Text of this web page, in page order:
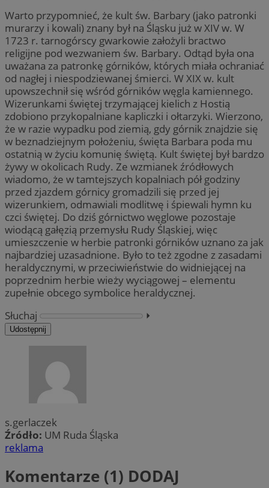
Warto przypomnieć, że kult św. Barbary (jako patronki
murarzy i kowali) znany był na Śląsku już w XIV w. W
1723 r. tarnogórscy gwarkowie założyli bractwo
religijne pod wezwaniem św. Barbary. Odtąd była ona
uważana za patronkę górników, których miała ochraniać
od nagłej i niespodziewanej śmierci. W XIX w. kult
upowszechnił się wśród górników węgla kamiennego.
Wizerunkami świętej trzymającej kielich z Hostią
zdobiono przykopalniane kapliczki i ołtarzyki. Wierzono,
że w razie wypadku pod ziemią, gdy górnik znajdzie się
w beznadziejnym położeniu, święta Barbara poda mu
ostatnią w życiu komunię świętą. Kult świętej był bardzo
żywy w okolicach Rudy. Ze wzmianek źródłowych
wiadomo, że w tamtejszych kopalniach pół godziny
przed zjazdem górnicy gromadzili się przed jej
wizerunkiem, odmawiali modlitwę i śpiewali hymn ku
czci świętej. Do dziś górnictwo węglowe pozostaje
wiodącą gałęzią przemysłu Rudy Śląskiej, więc
umieszczenie w herbie patronki górników uznano za jak
najbardziej uzasadnione. Było to też zgodne z zasadami
heraldycznymi, w przeciwieństwie do widniejącej na
poprzednim herbie wieży wyciągowej – elementu
zupełnie obcego symbolice heraldycznej.
Słuchaj
⏵︎
Udostępnij
s.gerlaczek
Źródło: UM Ruda Śląska
reklama
Komentarze (1) DODAJ